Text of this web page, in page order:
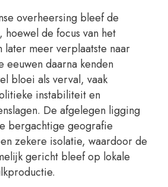
overheersing bleef de
de focus van het
later meer verplaatste naar
eeuwen daarna kenden
bloei als verval, vaak
instabiliteit en
De afgelegen ligging
bergachtige geografie
zekere isolatie, waardoor de
gericht bleef op lokale